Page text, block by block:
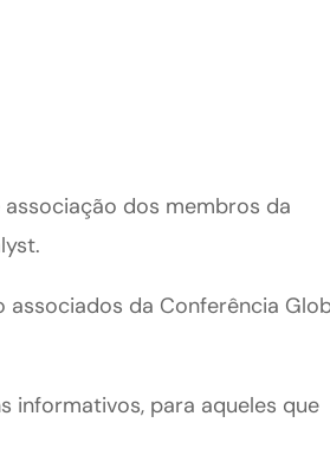
dos membros da
da Conferência
informativos, para aqueles que